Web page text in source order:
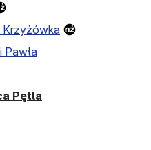
Krzyżówka
Pawła
Pętla